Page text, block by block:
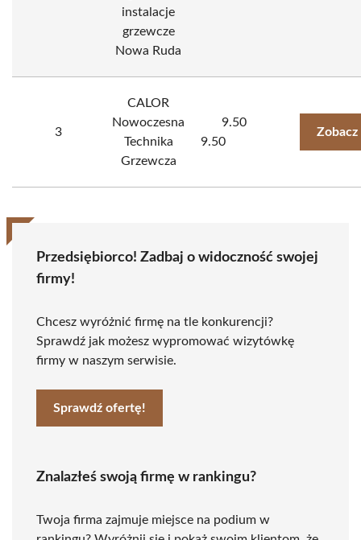
instalacje
grzewcze
Nowa Ruda
3
CALOR
Nowoczesna
Technika
Grzewcza
9.50
9.50
Zobacz
Przedsiębiorco! Zadbaj o widoczność swojej
firmy!
Chcesz wyróżnić firmę na tle konkurencji?
Sprawdź jak możesz wypromować wizytówkę
firmy w naszym serwisie.
Sprawdź ofertę!
Znalazłeś swoją firmę w rankingu?
Twoja firma zajmuje miejsce na podium w